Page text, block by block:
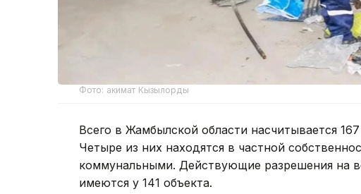
Фото: акимат Кызылорды
Всего в Жамбылской области насчитывается
Четыре из них находятся в частной
коммунальными. Действующие разрешения на
имеются у 141 объекта.